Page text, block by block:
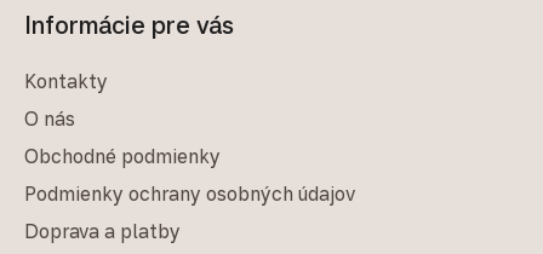
Informácie pre vás
Kontakty
O nás
Obchodné podmienky
Podmienky ochrany osobných údajov
Doprava a platby